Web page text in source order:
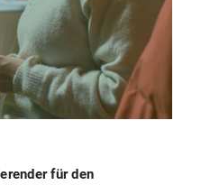
für den